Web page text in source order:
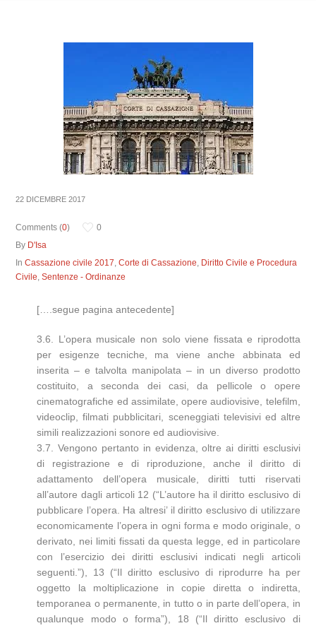
22 DICEMBRE 2017
Comments (0)
0
By D'Isa
InCassazione civile 2017,Corte di Cassazione, Diritto Civile e Procedura
Civile,Sentenze - Ordinanze
[….segue pagina antecedente]
3.6. L’opera musicale non solo viene fissata e riprodotta
per esigenze tecniche, ma viene anche abbinata ed
inserita – e talvolta manipolata – in un diverso prodotto
costituito, a seconda dei casi, da pellicole o opere
cinematografiche ed assimilate, opere audiovisive, telefilm,
videoclip, filmati pubblicitari, sceneggiati televisivi ed altre
simili realizzazioni sonore ed audiovisive.
3.7. Vengono pertanto in evidenza, oltre ai diritti esclusivi
di registrazione e di riproduzione, anche il diritto di
adattamento dell’opera musicale, diritti tutti riservati
all’autore dagli articoli 12 (“L’autore ha il diritto esclusivo di
pubblicare l’opera. Ha altresi’ il diritto esclusivo di utilizzare
economicamente l’opera in ogni forma e modo originale, o
derivato, nei limiti fissati da questa legge, ed in particolare
con l’esercizio dei diritti esclusivi indicati negli articoli
seguenti.”), 13 (“Il diritto esclusivo di riprodurre ha per
oggetto la moltiplicazione in copie diretta o indiretta,
temporanea o permanente, in tutto o in parte dell’opera, in
qualunque modo o forma”), 18 (“Il diritto esclusivo di